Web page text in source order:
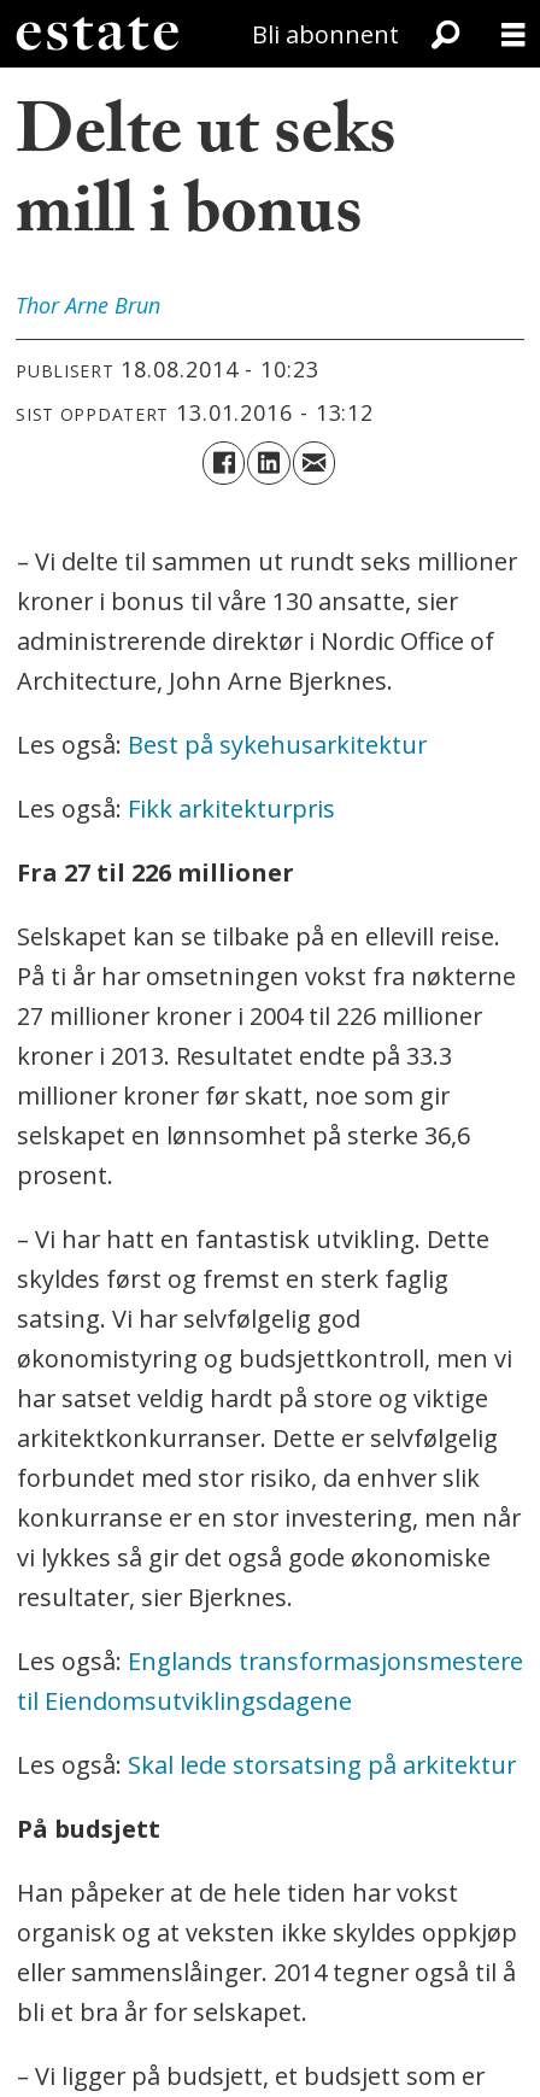
Bli abonnent
Delte ut seks
mill i bonus
Thor Arne Brun
PUBLISERT 18.08.2014 - 10:23
SIST OPPDATERT 13.01.2016 - 13:12
– Vi delte til sammen ut rundt seks millioner
kroner i bonus til våre 130 ansatte, sier
administrerende direktør i Nordic Office of
Architecture, John Arne Bjerknes.
Les også: Best på sykehusarkitektur
Les også: Fikk arkitekturpris
Fra 27 til 226 millioner
Selskapet kan se tilbake på en ellevill reise.
På ti år har omsetningen vokst fra nøkterne
27 millioner kroner i 2004 til 226 millioner
kroner i 2013. Resultatet endte på 33.3
millioner kroner før skatt, noe som gir
selskapet en lønnsomhet på sterke 36,6
prosent.
– Vi har hatt en fantastisk utvikling. Dette
skyldes først og fremst en sterk faglig
satsing. Vi har selvfølgelig god
økonomistyring og budsjettkontroll, men vi
har satset veldig hardt på store og viktige
arkitektkonkurranser. Dette er selvfølgelig
forbundet med stor risiko, da enhver slik
konkurranse er en stor investering, men når
vi lykkes så gir det også gode økonomiske
resultater, sier Bjerknes.
Les også: Englands transformasjonsmestere
til Eiendomsutviklingsdagene
Les også: Skal lede storsatsing på arkitektur
På budsjett
Han påpeker at de hele tiden har vokst
organisk og at veksten ikke skyldes oppkjøp
eller sammenslåinger. 2014 tegner også til å
bli et bra år for selskapet.
– Vi ligger på budsjett, et budsjett som er